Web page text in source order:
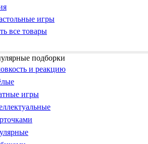
игры
все товары
подборки
и реакцию
игры